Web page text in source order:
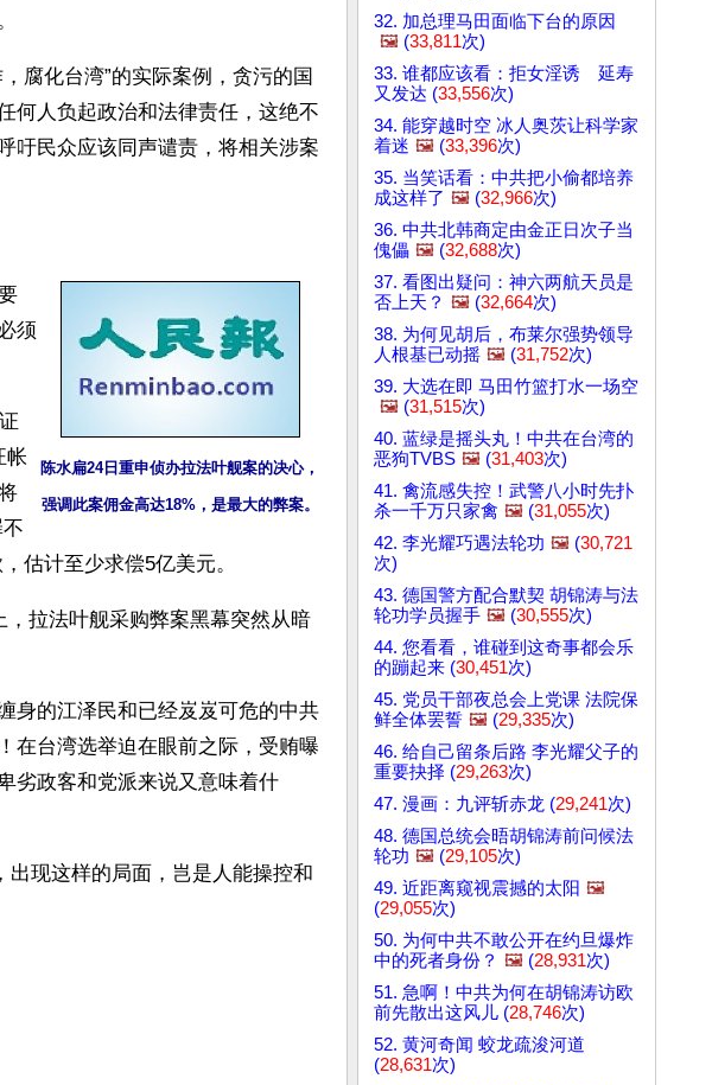
腐化台湾”的实际案例，贪污的国
何人负起政治和法律责任，这绝不
吁民众应该同声谴责，将相关涉案
陈水扁24日重申侦办拉法叶舰案的决心，
强调此案佣金高达18%，是最大的弊案。
须
帐
估计至少求偿5亿美元。
拉法叶舰采购弊案黑幕突然从暗
身的江泽民和已经岌岌可危的中共
在台湾选举迫在眼前之际，受贿曝
劣政客和党派来说又意味着什
出现这样的局面，岂是人能操控和
32. 加总理马田面临下台的原因
🖼️ (33,811次)
33. 谁都应该看：拒女淫诱 延寿
又发达 (33,556次)
34. 能穿越时空 冰人奥茨让科学家
着迷 🖼️ (33,396次)
35. 当笑话看：中共把小偷都培养
成这样了 🖼️ (32,966次)
36. 中共北韩商定由金正日次子当
傀儡 🖼️ (32,688次)
37. 看图出疑问：神六两航天员是
否上天？ 🖼️ (32,664次)
38. 为何见胡后，布莱尔强势领导
人根基已动摇 🖼️ (31,752次)
39. 大选在即 马田竹篮打水一场空
🖼️ (31,515次)
40. 蓝绿是摇头丸！中共在台湾的
恶狗TVBS 🖼️ (31,403次)
41. 禽流感失控！武警八小时先扑
杀一千万只家禽 🖼️ (31,055次)
42. 李光耀巧遇法轮功 🖼️ (30,721
次)
43. 德国警方配合默契 胡锦涛与法
轮功学员握手 🖼️ (30,555次)
44. 您看看，谁碰到这奇事都会乐
的蹦起来 (30,451次)
45. 党员干部夜总会上党课 法院保
鲜全体罢誓 🖼️ (29,335次)
46. 给自己留条后路 李光耀父子的
重要抉择 (29,263次)
47. 漫画：九评斩赤龙 (29,241次)
48. 德国总统会晤胡锦涛前问候法
轮功 🖼️ (29,105次)
49. 近距离窥视震撼的太阳 🖼️
(29,055次)
50. 为何中共不敢公开在约旦爆炸
中的死者身份？ 🖼️ (28,931次)
51. 急啊！中共为何在胡锦涛访欧
前先散出这风儿 (28,746次)
52. 黄河奇闻 蛟龙疏浚河道
(28,631次)